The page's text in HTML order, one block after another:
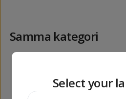
Samma kategori
Select your